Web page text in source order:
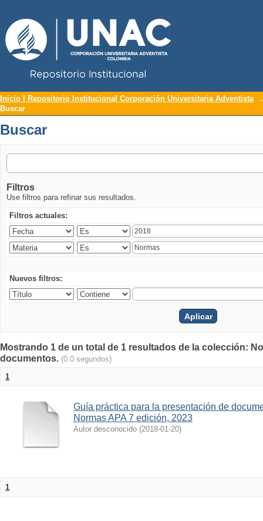
Buscar
Inicio | Repositorio Institucional Corporación Universitaria Adventista
Buscar
Buscar
Filtros
Use filtros para refinar sus resultados.
Filtros actuales:
Nuevos filtros:
Mostrando 1 de un total de 1 resultados de la colección:
documentos. (0.0 segundos)
1
Guía práctica para la presentación de
Normas APA 7 edición, 2023
Autor desconocido (2018-01-20)
1